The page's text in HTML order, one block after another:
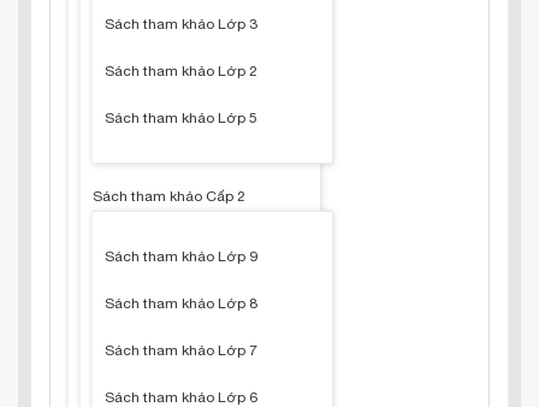
Sách tham khảo Lớp 3
Sách tham khảo Lớp 2
Sách tham khảo Lớp 5
Sách tham khảo Cấp 2
Sách tham khảo Lớp 9
Sách tham khảo Lớp 8
Sách tham khảo Lớp 7
Sách tham khảo Lớp 6